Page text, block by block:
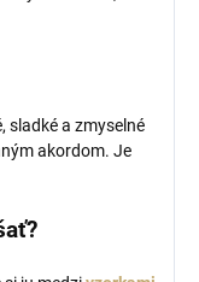
sladké a zmyselné
akordom. Je